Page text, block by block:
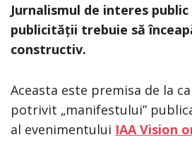
Jurnalismul de interes
publicității trebuie să
constructiv.
Aceasta este premisa de la
potrivit „manifestului”
al evenimentului IAA Vision